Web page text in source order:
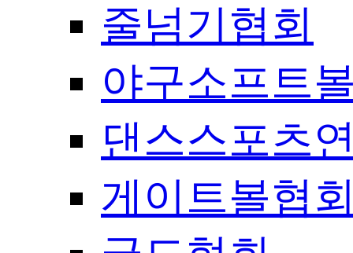
줄넘기협회
야구소프트
댄스스포츠
게이트볼협